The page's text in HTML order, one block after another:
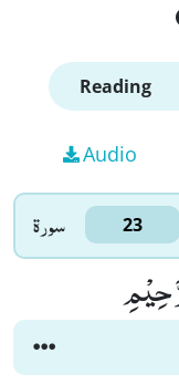
Reading
Audio
سورۃ 23